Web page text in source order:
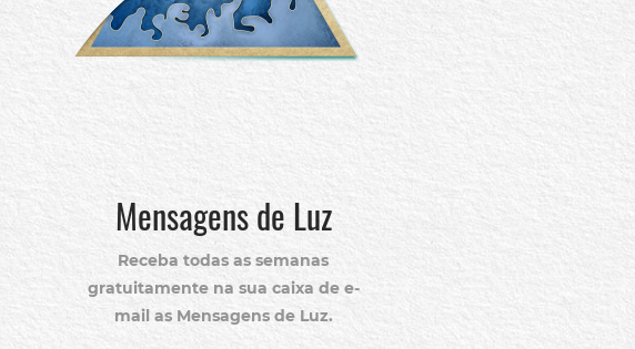
Mensagens de Luz
Receba todas as semanas
gratuitamente na sua caixa de e-
mail as Mensagens de Luz.